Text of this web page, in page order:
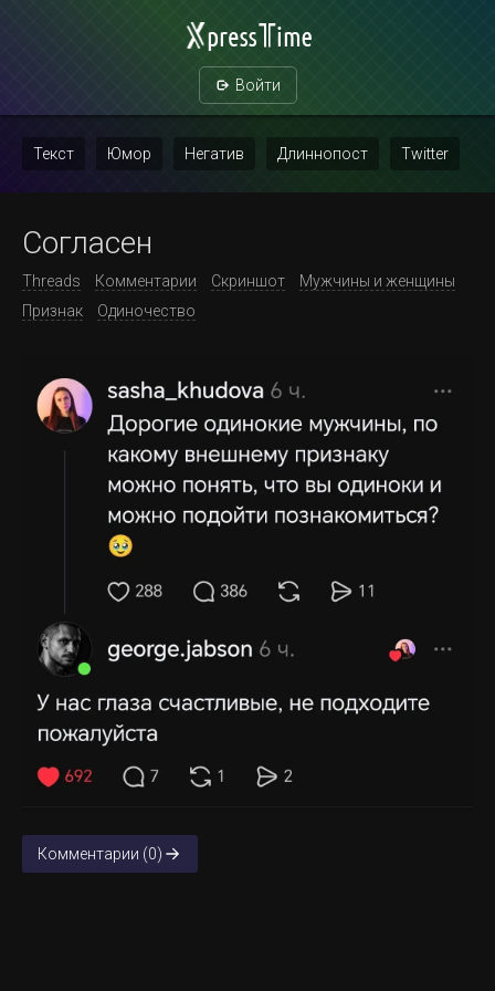
Войти
Текст Юмор Негатив Длиннопост Twitter
Согласен
Threads Комментарии Скриншот
Мужчины и женщины
Признак
Одиночество
Комментарии (0)